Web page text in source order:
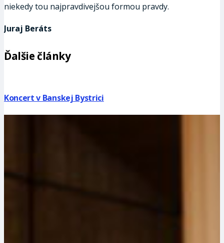
niekedy tou najpravdivejšou formou pravdy.
Juraj Beráts
Ďalšie články
Koncert v Banskej Bystrici